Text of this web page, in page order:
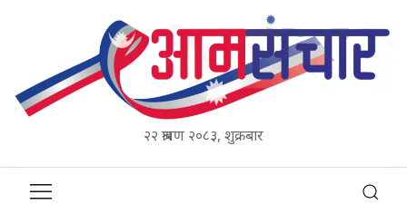
२२ श्रावण २०८३, शुक्रबार